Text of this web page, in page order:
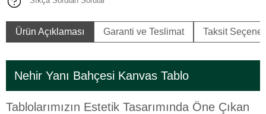
Ürün Açıklaması Garanti ve Teslimat Taksit
Nehir Yanı Bahçesi Kanvas Tablo
Tablolarımızın Estetik Tasarımında Öne Çıkan